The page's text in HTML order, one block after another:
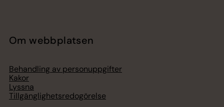
Om webbplatsen
Behandling av personuppgifter
Kakor
Lyssna
Tillgänglighetsredogörelse